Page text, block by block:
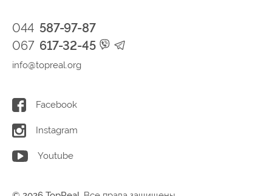
044 587-97-87
067 617-32-45
info@topreal.org
Facebook
Instagram
Youtube